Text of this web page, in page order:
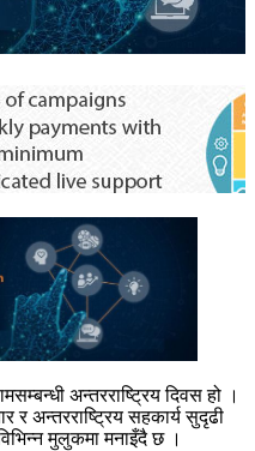
अन्तरराष्ट्रिय दिवस हो ।
र अन्तरराष्ट्रिय सहकार्य सुदृढी
मुलुकमा मनाइँदै छ ।